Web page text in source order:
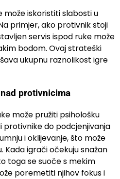
može iskoristiti slabosti u
primjer, ako protivnik stoji
servis ispod ruke može
bodom. Ovaj strateški
ukupnu raznolikost igre
protivnicima
može pružiti psihološku
do podcjenjivanja
i oklijevanje, što može
Kada igrači očekuju snažan
toga se suoče s mekim
poremetiti njihov fokus i